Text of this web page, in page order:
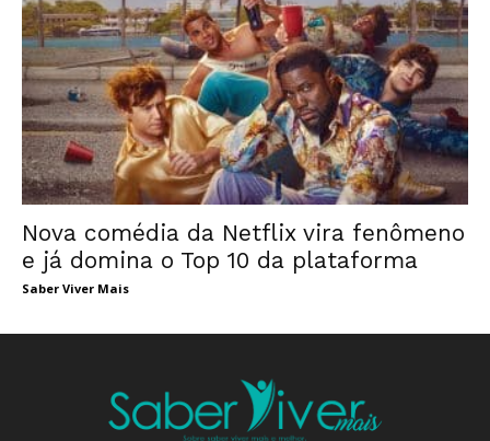
Nova comédia da Netflix vira fenômeno
e já domina o Top 10 da plataforma
Saber Viver Mais